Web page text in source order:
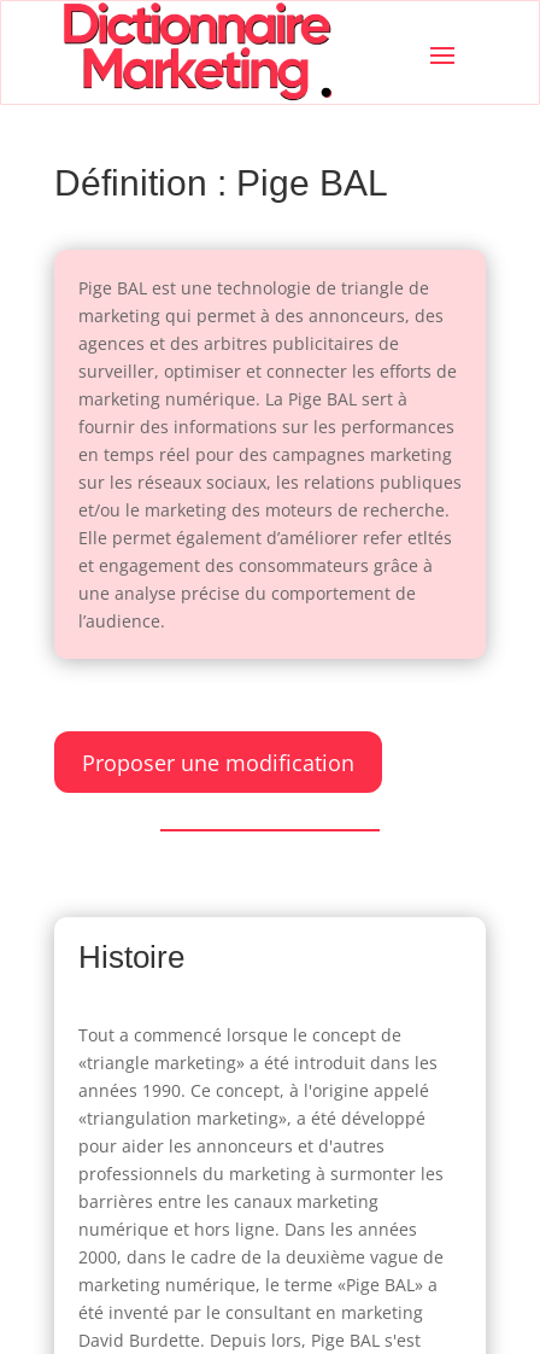
Définition : Pige BAL
Pige BAL est une technologie de triangle de
marketing qui permet à des annonceurs, des
agences et des arbitres publicitaires de
surveiller, optimiser et connecter les efforts de
marketing numérique. La Pige BAL sert à
fournir des informations sur les performances
en temps réel pour des campagnes marketing
sur les réseaux sociaux, les relations publiques
et/ou le marketing des moteurs de recherche.
Elle permet également d’améliorer refer etltés
et engagement des consommateurs grâce à
une analyse précise du comportement de
l’audience.
Proposer une modification
Histoire
Tout a commencé lorsque le concept de
«triangle marketing» a été introduit dans les
années 1990. Ce concept, à l'origine appelé
«triangulation marketing», a été développé
pour aider les annonceurs et d'autres
professionnels du marketing à surmonter les
barrières entre les canaux marketing
numérique et hors ligne. Dans les années
2000, dans le cadre de la deuxième vague de
marketing numérique, le terme «Pige BAL» a
été inventé par le consultant en marketing
David Burdette. Depuis lors, Pige BAL s'est